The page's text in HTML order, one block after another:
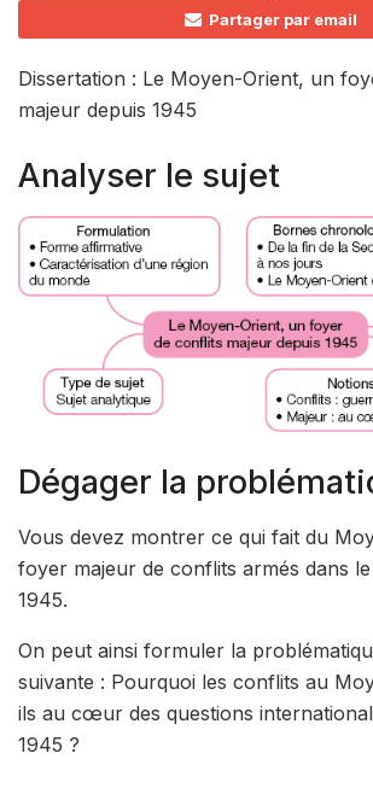
Partager par email
Dissertation : Le Moyen-Orient, un
majeur depuis 1945
Analyser le sujet
Dégager la
Vous devez montrer ce qui fait du
foyer majeur de conflits armés dans
1945.
On peut ainsi formuler la
suivante : Pourquoi les conflits au
ils au cœur des questions
1945 ?